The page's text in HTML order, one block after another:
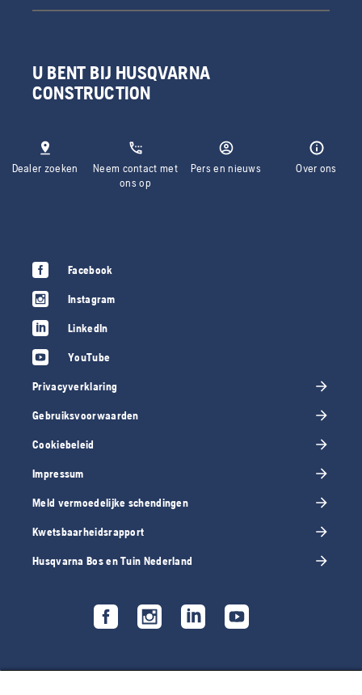
U BENT BIJ HUSQVARNA
CONSTRUCTION
Dealer zoeken
Neem contact met
ons op
Pers en nieuws Over ons
Facebook
Instagram
LinkedIn
YouTube
Privacyverklaring
Gebruiksvoorwaarden
Cookiebeleid
Impressum
Meld vermoedelijke schendingen
Kwetsbaarheidsrapport
Husqvarna Bos en Tuin Nederland